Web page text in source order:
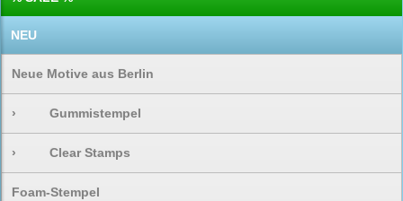
NEU
Neue Motive aus Berlin
› Gummistempel
› Clear Stamps
Foam-Stempel